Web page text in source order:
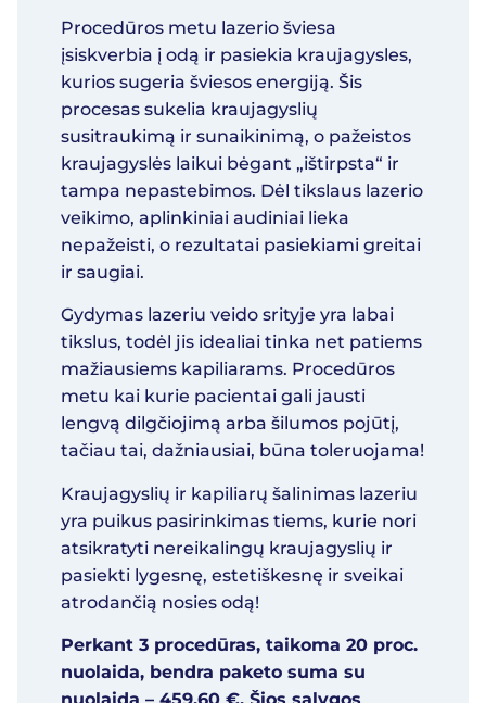
Procedūros metu lazerio šviesa
įsiskverbia į odą ir pasiekia kraujagysles,
kurios sugeria šviesos energiją. Šis
procesas sukelia kraujagyslių
susitraukimą ir sunaikinimą, o pažeistos
kraujagyslės laikui bėgant „ištirpsta“ ir
tampa nepastebimos. Dėl tikslaus lazerio
veikimo, aplinkiniai audiniai lieka
nepažeisti, o rezultatai pasiekiami greitai
ir saugiai.
Gydymas lazeriu veido srityje yra labai
tikslus, todėl jis idealiai tinka net patiems
mažiausiems kapiliarams. Procedūros
metu kai kurie pacientai gali jausti
lengvą dilgčiojimą arba šilumos pojūtį,
tačiau tai, dažniausiai, būna toleruojama!
Kraujagyslių ir kapiliarų šalinimas lazeriu
yra puikus pasirinkimas tiems, kurie nori
atsikratyti nereikalingų kraujagyslių ir
pasiekti lygesnę, estetiškesnę ir sveikai
atrodančią nosies odą!
Perkant 3 procedūras, taikoma 20 proc.
nuolaida, bendra paketo suma su